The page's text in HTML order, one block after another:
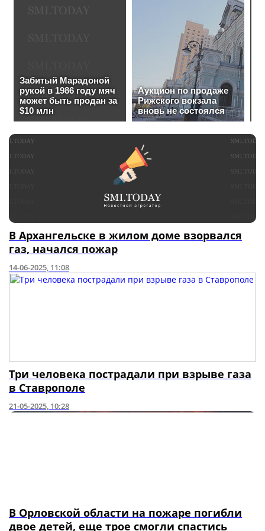
В Архангельске в жилом доме взорвался
газ, начался пожар
14-06-2025, 11:08
Три человека пострадали при взрыве газа
в Ставрополе
21-05-2025, 10:28
В Орловской области на пожаре погибли
двое детей, еще трое смогли спастись